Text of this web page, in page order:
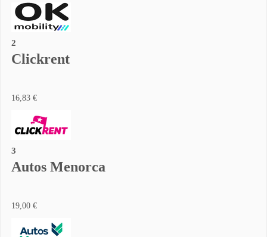
2
Clickrent
16,83 €
3
Autos Menorca
19,00 €